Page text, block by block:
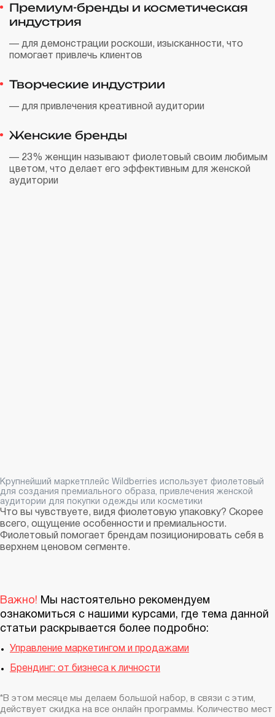
Премиум-бренды и косметическая
индустрия
— для демонстрации роскоши, изысканности, что
помогает привлечь клиентов
Творческие индустрии
— для привлечения креативной аудитории
Женские бренды
— 23% женщин называют фиолетовый своим любимым
цветом, что делает его эффективным для женской
аудитории
Крупнейший маркетплейс Wildberries использует фиолетовый
для создания премиального образа, привлечения женской
аудитории для покупки одежды или косметики
Что вы чувствуете, видя фиолетовую упаковку? Скорее
всего, ощущение особенности и премиальности.
Фиолетовый помогает брендам позиционировать себя в
верхнем ценовом сегменте.
Важно! Мы настоятельно рекомендуем
ознакомиться с нашими курсами, где тема данной
статьи раскрывается более подробно:
Управление маркетингом и продажами
Брендинг: от бизнеса к личности
*В этом месяце мы делаем большой набор, в связи с этим,
действует скидка на все онлайн программы. Количество мест